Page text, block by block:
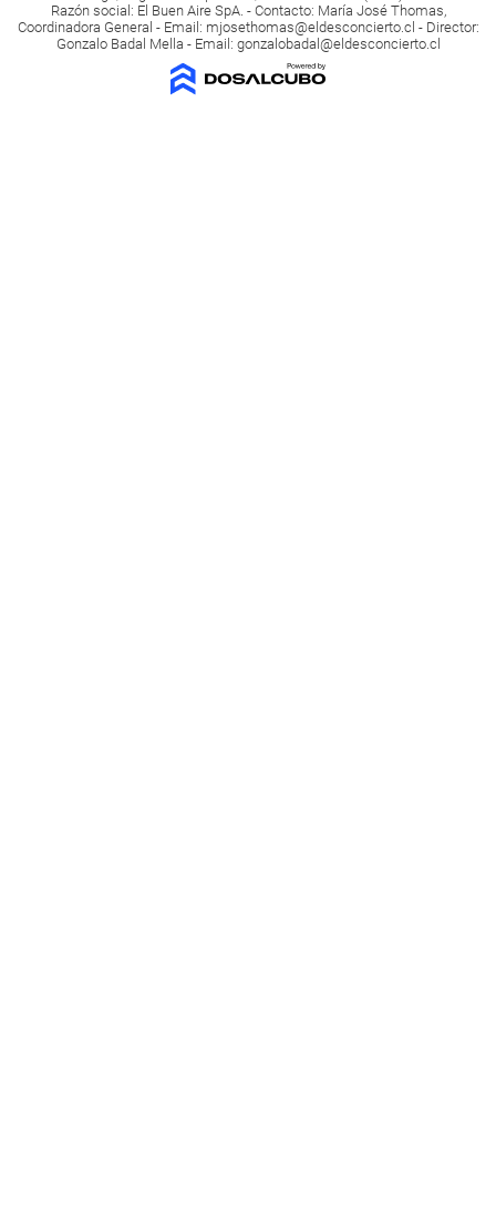
Razón social: El Buen Aire SpA. - Contacto: María José Thomas,
Coordinadora General - Email: mjosethomas@eldesconcierto.cl - Director:
Gonzalo Badal Mella - Email: gonzalobadal@eldesconcierto.cl